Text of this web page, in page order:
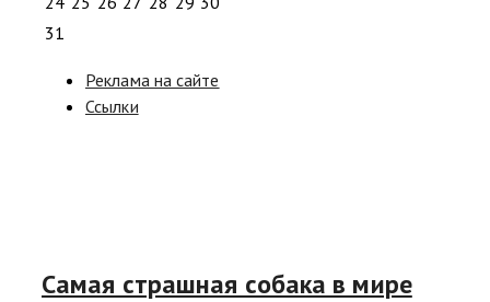
31
Реклама на сайте
Ссылки
Самая страшная собака в мире